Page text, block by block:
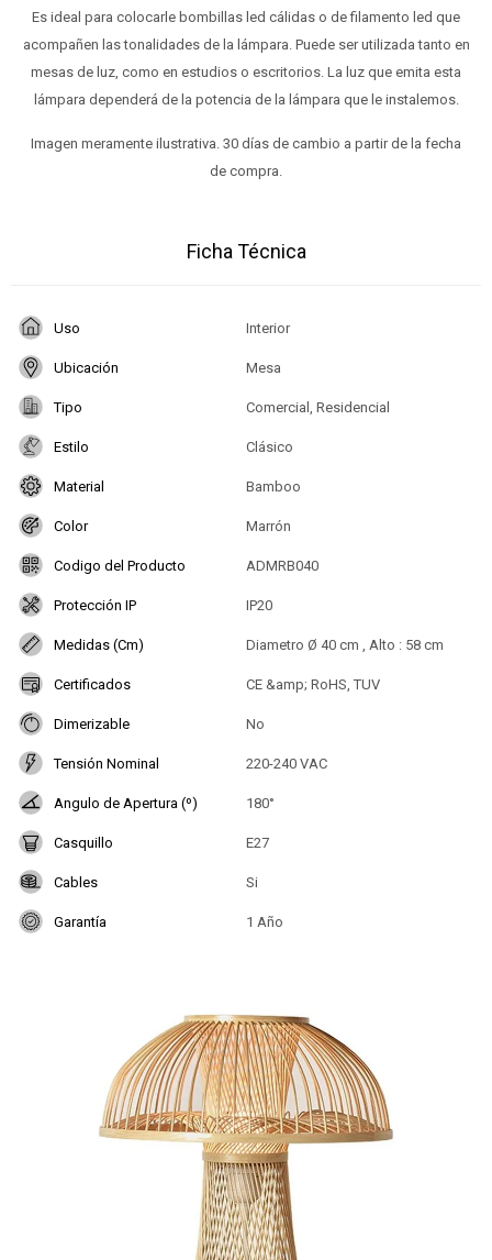
Es ideal para colocarle bombillas led cálidas o de filamento led que
acompañen las tonalidades de la lámpara. Puede ser utilizada tanto en
mesas de luz, como en estudios o escritorios. La luz que emita esta
lámpara dependerá de la potencia de la lámpara que le instalemos.
Imagen meramente ilustrativa. 30 días de cambio a partir de la fecha
de compra.
Ficha Técnica
Uso Interior
Ubicación Mesa
Tipo Comercial, Residencial
Estilo Clásico
Material Bamboo
Color Marrón
Codigo del Producto ADMRB040
Protección IP IP20
Medidas (Cm) Diametro Ø 40 cm , Alto : 58 cm
Certificados CE &amp; RoHS, TUV
Dimerizable No
Tensión Nominal 220-240 VAC
Angulo de Apertura (º) 180°
Casquillo E27
Cables Si
Garantía 1 Año